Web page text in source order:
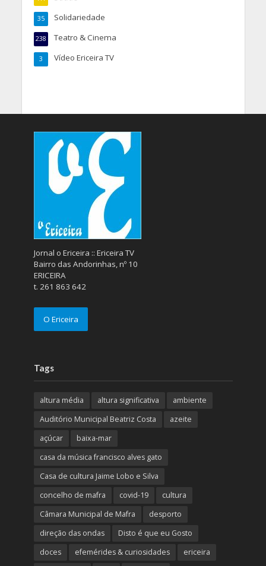
Solidariedade
35
Teatro & Cinema
238
Vídeo Ericeira TV
3
Jornal o Ericeira :: Ericeira TV
Bairro das Andorinhas, nº 10
ERICEIRA
t. 261 863 642
O Ericeira
Tags
altura média altura significativa
ambiente
Auditório Municipal Beatriz Costa
azeite
açúcar
baixa-mar
casa da música francisco alves gato
Casa de cultura Jaime Lobo e Silva
concelho de mafra
covid-19
cultura
Câmara Municipal de Mafra
desporto
direção das ondas
Disto é que eu Gosto
doces
efemérides & curiosidades
ericeira